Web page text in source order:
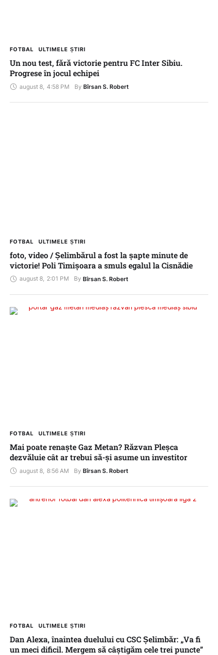
FOTBAL ULTIMELE ȘTIRI
Un nou test, fără victorie pentru FC Inter Sibiu.
Progrese în jocul echipei
august 8 4:58 PM By Bîrsan S. Robert
FOTBAL ULTIMELE ȘTIRI
foto, video / Șelimbărul a fost la șapte minute de
victorie! Poli Timișoara a smuls egalul la Cisnădie
august 8, 2:01 PM By Bîrsan S. Robert
FOTBAL ULTIMELE ȘTIRI
Mai poate renaște Gaz Metan? Răzvan Pleșca
dezvăluie cât ar trebui să-și asume un investitor
august 8 8:56 AM By Bîrsan S. Robert
FOTBAL ULTIMELE ȘTIRI
Dan Alexa, înaintea duelului cu CSC Șelimbăr: „Va fi
un meci dificil. Mergem să câștigăm cele trei puncte”